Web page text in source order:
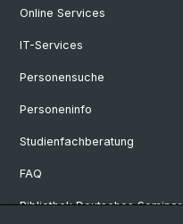
Online Services
IT-Services
Personensuche
Personeninfo
Studienfachberatung
FAQ
Bibliothek Deutsches Seminar